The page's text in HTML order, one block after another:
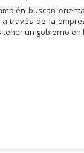
buscan
través de la
un gobierno en